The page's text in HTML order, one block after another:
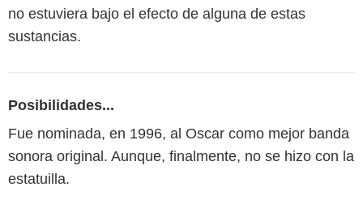
no estuviera bajo el efecto de alguna de estas
sustancias.
Posibilidades...
Fue nominada, en 1996, al Oscar como mejor banda
sonora original. Aunque, finalmente, no se hizo con la
estatuilla.